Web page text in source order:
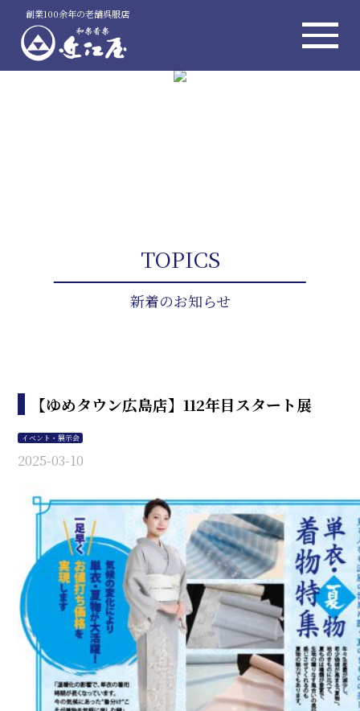
創業100余年の老舗呉服店
TOPICS
新着のお知らせ
【ゆめタウン広島店】112年目スタート展
イベント・展示会
2025-03-10